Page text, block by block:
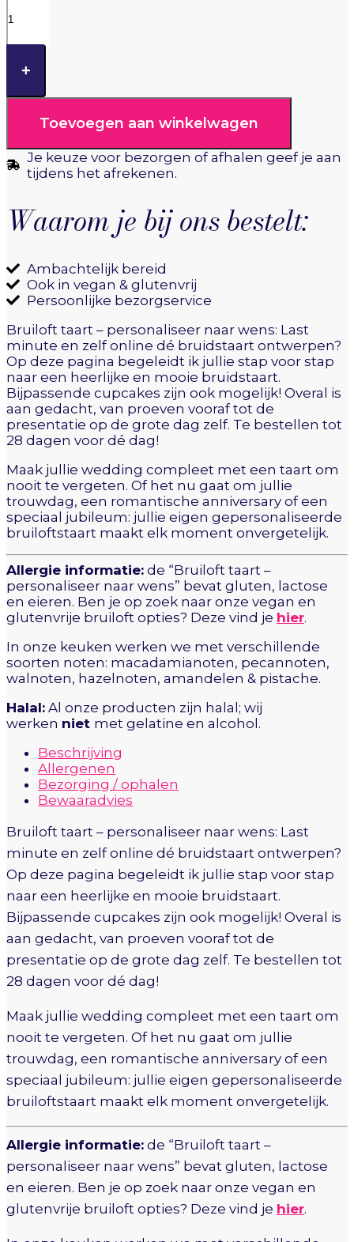
+
Toevoegen aan winkelwagen
Je keuze voor bezorgen of afhalen geef je aan
tijdens het afrekenen.
Waarom je bij ons bestelt:
Ambachtelijk bereid
Ook in vegan & glutenvrij
Persoonlijke bezorgservice
Bruiloft taart – personaliseer naar wens: Last
minute en zelf online dé bruidstaart ontwerpen?
Op deze pagina begeleidt ik jullie stap voor stap
naar een heerlijke en mooie bruidstaart.
Bijpassende cupcakes zijn ook mogelijk! Overal is
aan gedacht, van proeven vooraf tot de
presentatie op de grote dag zelf. Te bestellen tot
28 dagen voor dé dag!
Maak jullie wedding compleet met een taart om
nooit te vergeten. Of het nu gaat om jullie
trouwdag, een romantische anniversary of een
speciaal jubileum: jullie eigen gepersonaliseerde
bruiloftstaart maakt elk moment onvergetelijk.
Allergie informatie: de “Bruiloft taart –
personaliseer naar wens” bevat gluten, lactose
en eieren. Ben je op zoek naar onze vegan en
glutenvrije bruiloft opties? Deze vind je hier.
In onze keuken werken we met verschillende
soorten noten: macadamianoten, pecannoten,
walnoten, hazelnoten, amandelen & pistache.
Halal: Al onze producten zijn halal; wij
werken niet met gelatine en alcohol.
Beschrijving
Allergenen
Bezorging / ophalen
Bewaaradvies
Bruiloft taart – personaliseer naar wens: Last
minute en zelf online dé bruidstaart ontwerpen?
Op deze pagina begeleidt ik jullie stap voor stap
naar een heerlijke en mooie bruidstaart.
Bijpassende cupcakes zijn ook mogelijk! Overal is
aan gedacht, van proeven vooraf tot de
presentatie op de grote dag zelf. Te bestellen tot
28 dagen voor dé dag!
Maak jullie wedding compleet met een taart om
nooit te vergeten. Of het nu gaat om jullie
trouwdag, een romantische anniversary of een
speciaal jubileum: jullie eigen gepersonaliseerde
bruiloftstaart maakt elk moment onvergetelijk.
Allergie informatie: de “Bruiloft taart –
personaliseer naar wens” bevat gluten, lactose
en eieren. Ben je op zoek naar onze vegan en
glutenvrije bruiloft opties? Deze vind je hier.